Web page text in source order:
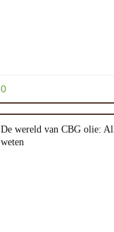
0
De wereld van CBG olie:
weten